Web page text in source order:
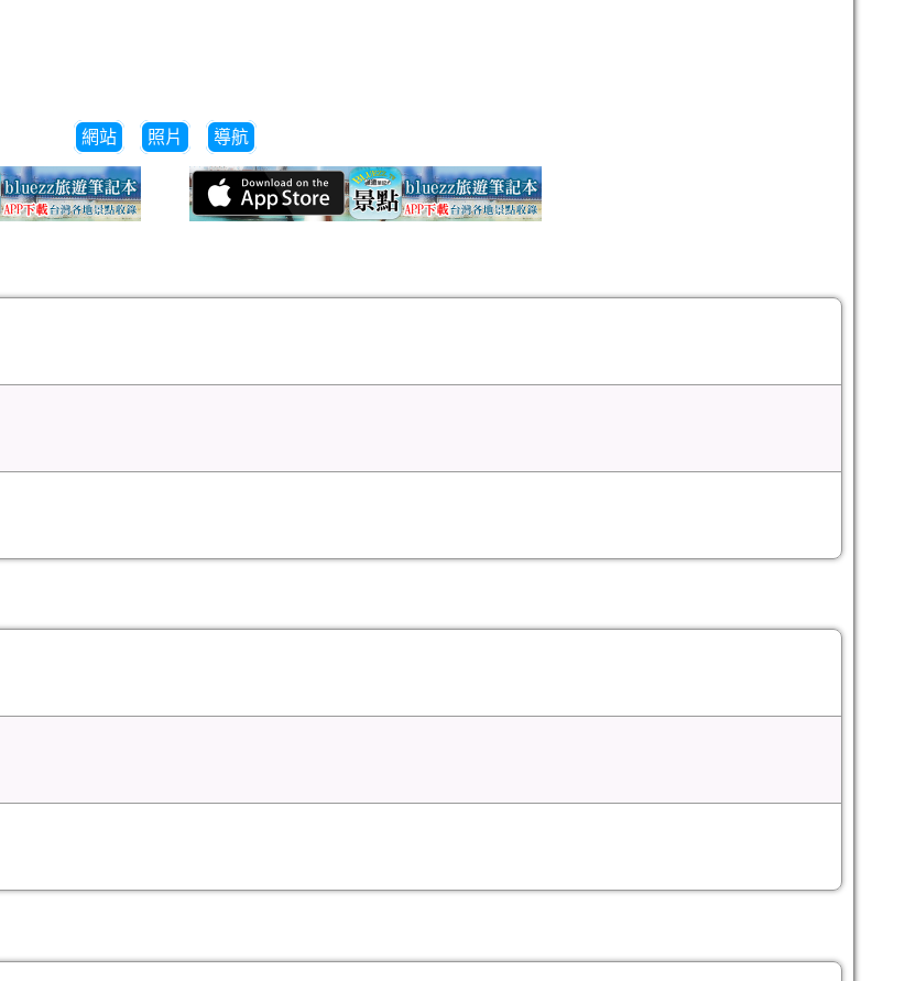
網站 照片 導航